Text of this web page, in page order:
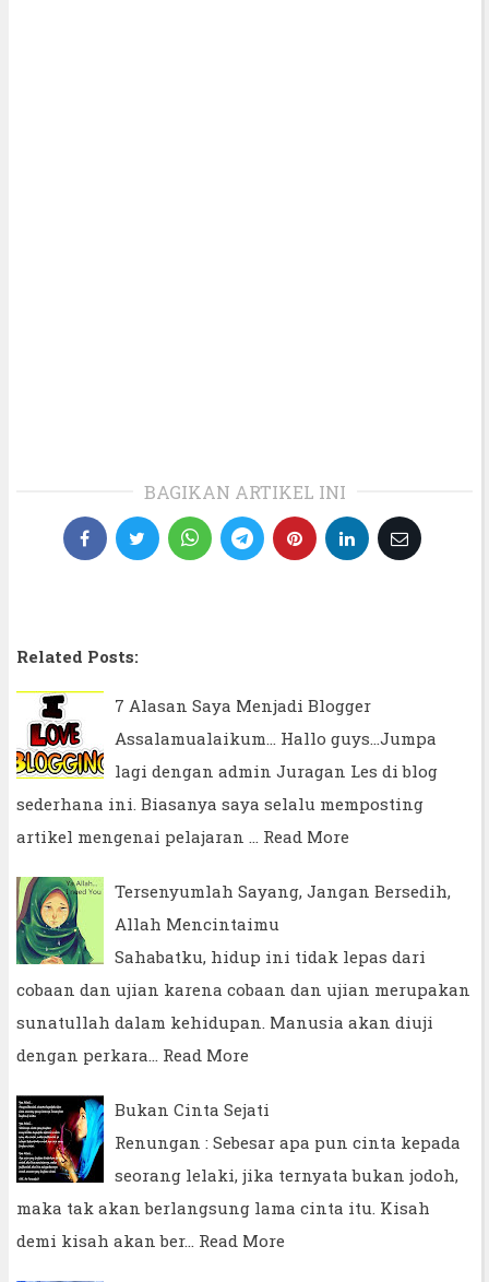
BAGIKAN ARTIKEL INI
Related Posts:
7 Alasan Saya Menjadi Blogger
Assalamualaikum... Hallo guys...Jumpa
lagi dengan admin Juragan Les di blog
sederhana ini. Biasanya saya selalu memposting
artikel mengenai pelajaran … Read More
Tersenyumlah Sayang, Jangan Bersedih,
Allah Mencintaimu
Sahabatku, hidup ini tidak lepas dari
cobaan dan ujian karena cobaan dan ujian merupakan
sunatullah dalam kehidupan. Manusia akan diuji
dengan perkara… Read More
Bukan Cinta Sejati
Renungan : Sebesar apa pun cinta kepada
seorang lelaki, jika ternyata bukan jodoh,
maka tak akan berlangsung lama cinta itu. Kisah
demi kisah akan ber… Read More